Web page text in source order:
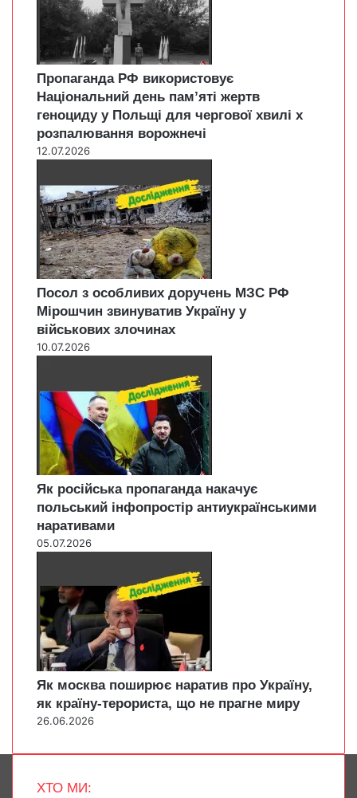
Пропаганда РФ використовує
Національний день пам’яті жертв
геноциду у Польщі для чергової хвилі х
розпалювання ворожнечі
12.07.2026
Посол з особливих доручень МЗС РФ
Мірошчин звинуватив Україну у
військових злочинах
10.07.2026
Як російська пропаганда накачує
польський інфопростір антиукраїнськими
наративами
05.07.2026
Як москва поширює наратив про Україну,
як країну-терориста, що не прагне миру
26.06.2026
ХТО МИ: